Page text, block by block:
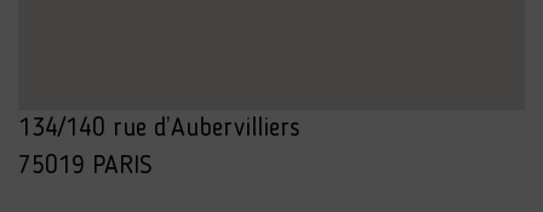
134/140 rue d’Aubervilliers
75019 PARIS